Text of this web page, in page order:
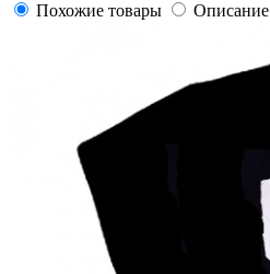
Похожие товары
Описание